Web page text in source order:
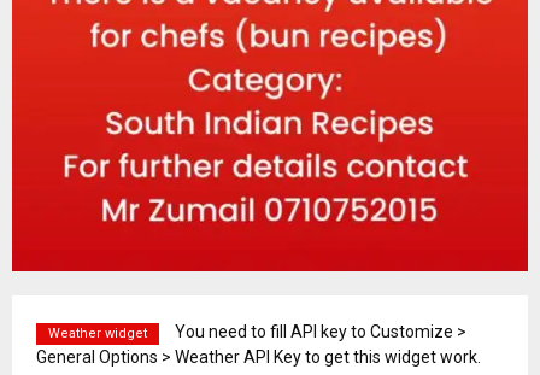
Weather widget
You need to fill API key to Customize >
General Options > Weather API Key to get this widget work.